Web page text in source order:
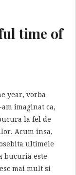
time of
year, vorba
imaginat ca,
la fel de
Acum insa,
ultimele
bucuria este
mai mult si